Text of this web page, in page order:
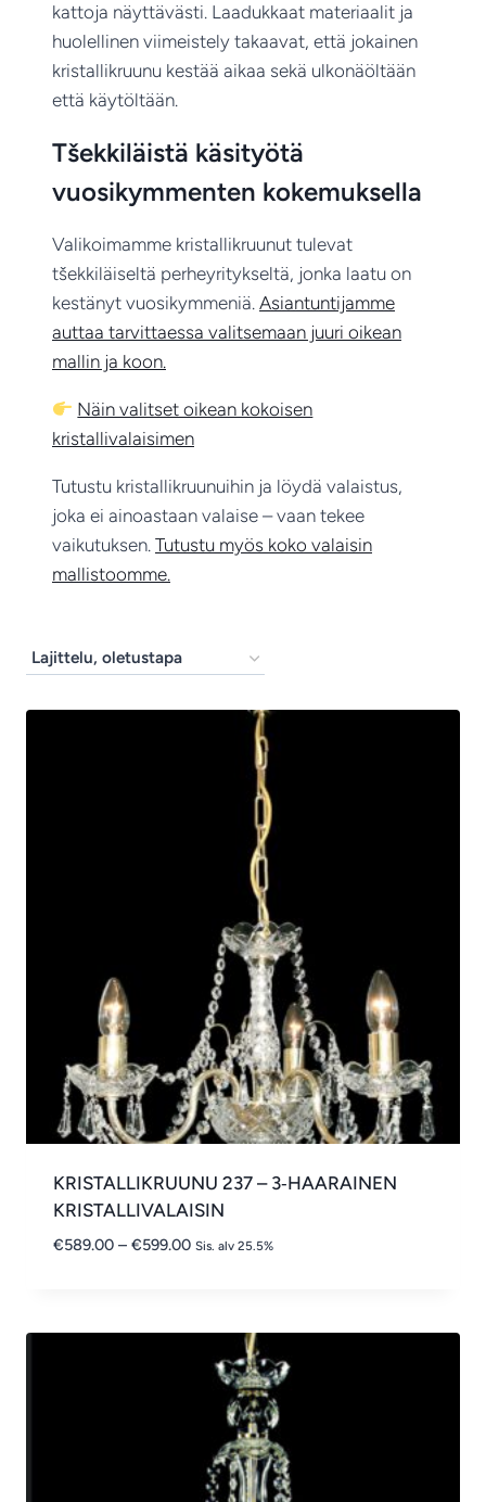
kattoja näyttävästi. Laadukkaat materiaalit ja
huolellinen viimeistely takaavat, että jokainen
kristallikruunu kestää aikaa sekä ulkonäöltään
että käytöltään.
Tšekkiläistä käsityötä
vuosikymmenten kokemuksella
Valikoimamme kristallikruunut tulevat
tšekkiläiseltä perheyritykseltä, jonka laatu on
kestänyt vuosikymmeniä. Asiantuntijamme
auttaa tarvittaessa valitsemaan juuri oikean
mallin ja koon.
Näin valitset oikean kokoisen
kristallivalaisimen
Tutustu kristallikruunuihin ja löydä valaistus,
joka ei ainoastaan valaise – vaan tekee
vaikutuksen. Tutustu myös koko valaisin
mallistoomme.
KRISTALLIKRUUNU 237 – 3‑HAARAINEN
KRISTALLIVALAISIN
€589.00 – €599.00Hintaluokka:
Sis. alv 25.5%